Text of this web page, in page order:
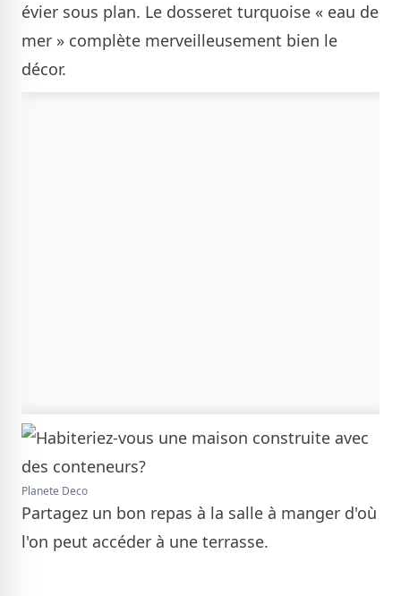
évier sous plan. Le dosseret turquoise « eau de
mer » complète merveilleusement bien le
décor.
Planete Deco
Partagez un bon repas à la salle à manger d'où
l'on peut accéder à une terrasse.